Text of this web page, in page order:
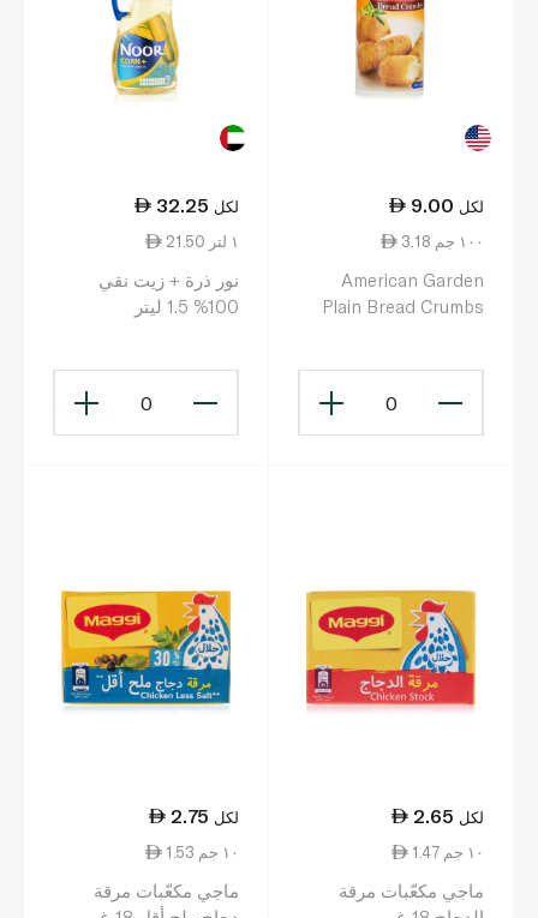
9.00 لكل
3.18 ١٠٠ جم
American Garden
Plain Bread Crumbs
0
32.25 لكل
21.50 ١ لتر
نور ذرة + زيت نقي
100% 1.5 ليتر
0
2.65 لكل
1.47 ١٠ جم
ماجي مكعّبات مرقة
2.75 لكل
1.53 ١٠ جم
ماجي مكعّبات مرقة